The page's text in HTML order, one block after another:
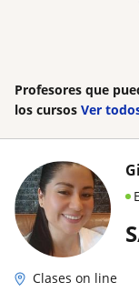
Profesores que
los cursos Ver
Clases on line